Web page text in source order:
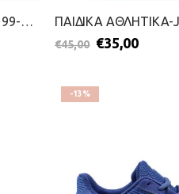
€45,00 €35,00
-13%